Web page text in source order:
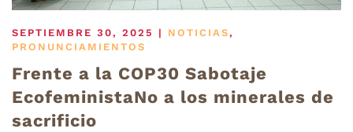
SEPTIEMBRE 30, 2025 | NOTICIAS,
PRONUNCIAMIENTOS
Frente a la COP30 Sabotaje
EcofeministaNo a los minerales de
sacrificio